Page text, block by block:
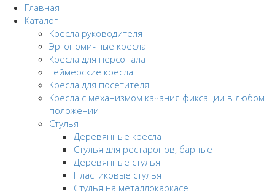
Главная
Каталог
Кресла руководителя
Эргономичные кресла
Кресла для персонала
Геймерские кресла
Кресла для посетителя
Кресла с механизмом качания фиксации в любом
положении
Стулья
Деревянные кресла
Стулья для рестаронов, барные
Деревянные стулья
Пластиковые стулья
Стулья на металлокаркасе